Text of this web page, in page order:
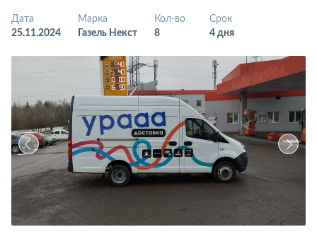
Дата
25.11.2024
Марка
Газель Некст
Кол-во
8
Срок
4 дня